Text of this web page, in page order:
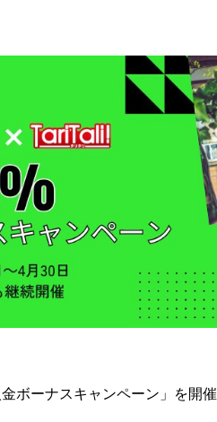
ボーナスキャンペーン」を開催